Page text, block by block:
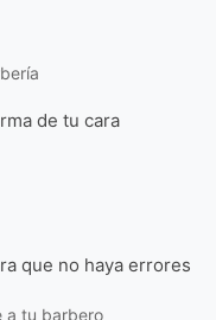
de tu cara
que no haya errores
a tu barbero